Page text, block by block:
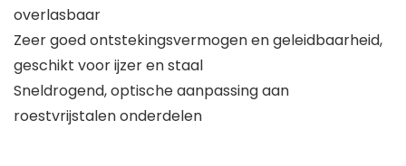
overlasbaar
Zeer goed ontstekingsvermogen en geleidbaarheid,
geschikt voor ijzer en staal
Sneldrogend, optische aanpassing aan
roestvrijstalen onderdelen